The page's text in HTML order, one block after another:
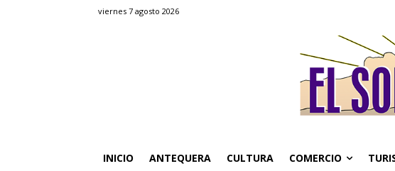
viernes 7 agosto 2026
INICIO ANTEQUERA CULTURA COMERCIO